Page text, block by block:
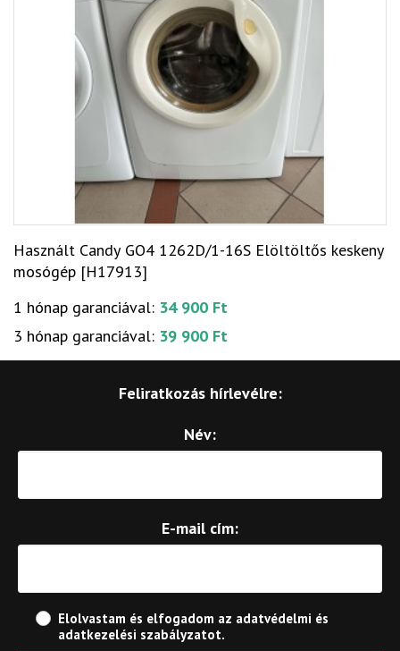
Használt Candy GO4 1262D/1-16S Elöltöltős keskeny
mosógép [H17913]
1 hónap garanciával: 34 900 Ft
3 hónap garanciával: 39 900 Ft
Feliratkozás hírlevélre:
Név:
E-mail cím:
Elolvastam és elfogadom az adatvédelmi és
adatkezelési szabályzatot.